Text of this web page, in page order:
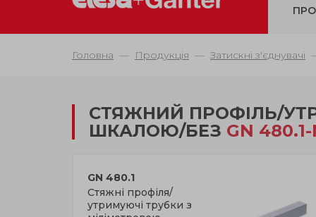
Головна Продукція Затискні з'єднувачі
СТЯЖНИЙ ПРОФІЛЬ/
ШКАЛОЮ/БЕЗ GN
GN 480.1
Стяжні профіля/
утримуючі трубки з